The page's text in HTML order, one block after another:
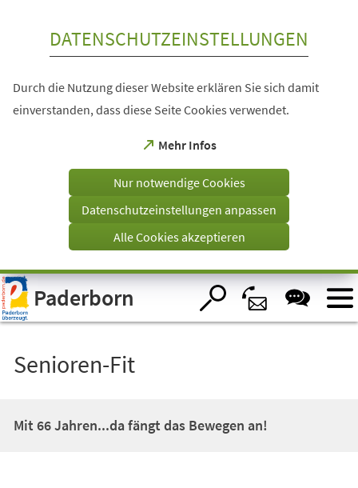
Visuelle
Assistenzsoftware
öffnen.
DATENSCHUTZEINSTELLUNGEN
Durch die Nutzung dieser Website erklären Sie sich damit
einverstanden, dass diese Seite Cookies verwendet.
Mehr Infos
(Öffnet
einem
Tab)
Nur notwendige Cookies
Datenschutzeinstellungen anpassen
Alle Cookies akzeptieren
Paderborn
Senioren-Fit
Mit 66 Jahren...da fängt das Bewegen an!